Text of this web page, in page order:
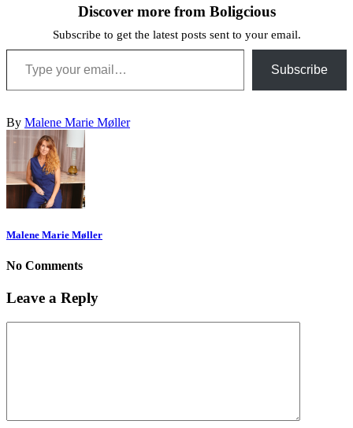
Discover more from Boligcious
Subscribe to get the latest posts sent to your email.
Type your email…
Subscribe
By Malene Marie Møller
Malene Marie Møller
No Comments
Leave a Reply